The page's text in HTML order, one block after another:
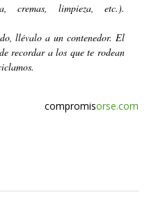
cremas, limpieza, etc.).
llévalo a un contenedor. El
recordar a los que te rodean
compromisorse.com